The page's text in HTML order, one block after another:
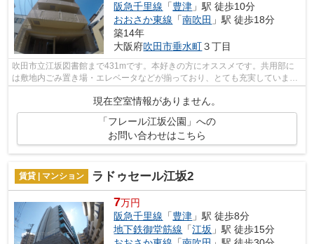
阪急千里線 「豊津 」駅 徒歩10分
おおさか東線 「南吹田 」駅 徒歩18分
築14年
大阪府吹田市垂水町３丁目
吹田市立江坂図書館まで431mです。本好きの方にオススメです。共用部に
は敷地内ごみ置き場・エレベータなどが揃っており、とても充実していま
す。造りとデザインに関して、自信をもっ...
現在空室情報がありません。
「フレール江坂公園」への
お問い合わせはこちら
賃貸 | マンション ラドゥセール江坂2
7万円
阪急千里線 「豊津 」駅 徒歩8分
地下鉄御堂筋線 「江坂 」駅 徒歩15分